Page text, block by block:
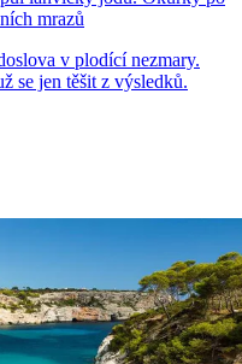
mrazů
v plodící nezmary.
se jen těšit z výsledků.